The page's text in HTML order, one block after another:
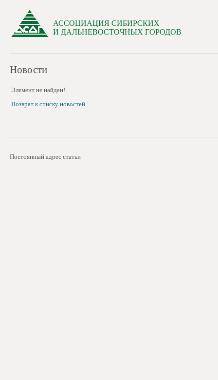
АССОЦИАЦИЯ СИБИРСКИХ
И ДАЛЬНЕВОСТОЧНЫХ ГОРОДОВ
Новости
Элемент не найден!
Возврат к списку новостей
Постоянный адрес статьи